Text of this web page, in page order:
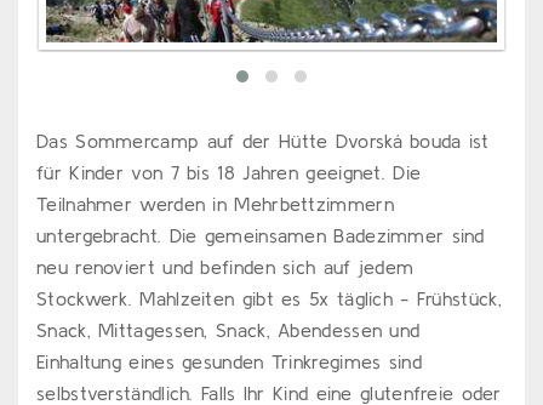
Das Sommercamp auf der Hütte Dvorská bouda ist
für Kinder von 7 bis 18 Jahren geeignet. Die
Teilnahmer werden in Mehrbettzimmern
untergebracht. Die gemeinsamen Badezimmer sind
neu renoviert und befinden sich auf jedem
Stockwerk. Mahlzeiten gibt es 5x täglich - Frühstück,
Snack, Mittagessen, Snack, Abendessen und
Einhaltung eines gesunden Trinkregimes sind
selbstverständlich. Falls Ihr Kind eine glutenfreie oder